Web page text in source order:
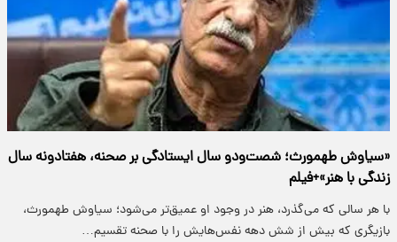
«سیاوش طهمورث؛ شصت‌ودو سال ایستادگی بر صحنه، هفتادونه سال
زندگی با هنر»+فیلم
با هر سالی که می‌گذرد، هنر در وجود او عمیق‌تر می‌شود؛ سیاوش طهمورث،
بازیگری که بیش از شش دهه نفس‌هایش را با صحنه تقسیم…